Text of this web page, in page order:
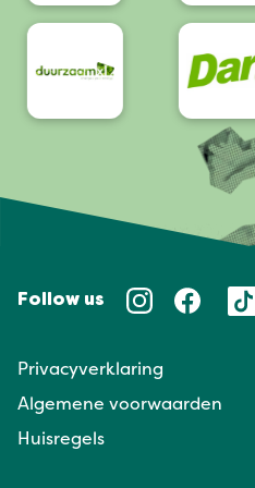
Follow us
Privacyverklaring
Algemene voorwaarden
Huisregels